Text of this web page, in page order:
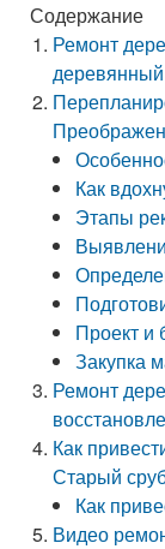
Содержание
Ремонт
Как
Этапы
Проект и
Закупка
Ремонт
Как
Старый
Как
Видео